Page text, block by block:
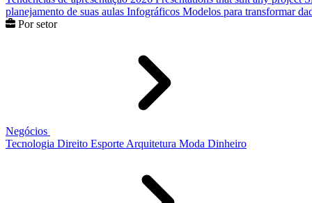
planejamento de suas aulas Infográficos Modelos para transformar
Por setor
Negócios
Tecnologia Direito Esporte Arquitetura Moda Dinheiro